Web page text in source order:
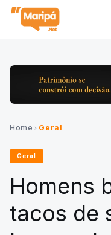
Home chevron_right Geral
Geral
Homens
tacos de